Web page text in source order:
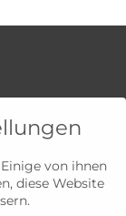
von ihnen
diese Website